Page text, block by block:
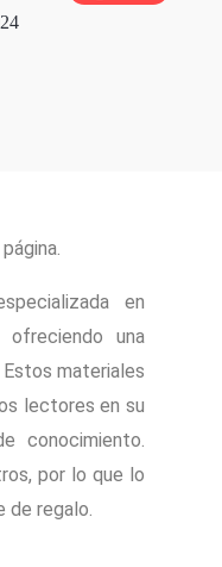
en
ofreciendo una
Estos materiales
lectores en su
conocimiento.
por lo que lo
de regalo.